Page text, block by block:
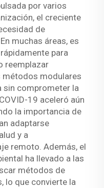
por varios
el creciente
de
muchas áreas, es
para
reemplazar
métodos modulares
sin comprometer la
19 aceleró aún
la importancia de
adaptarse
y a
remoto. Además, el
ha llevado a las
métodos de
lo que convierte la